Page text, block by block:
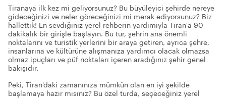
Tiranaya ilk kez mi geliyorsunuz? Bu büyüleyici şehirde nereye
gideceğinizi ve neler göreceğinizi mi merak ediyorsunuz? Biz
hallettik! En sevdiğiniz yerel rehberin yardımıyla Tiran'a 90
dakikalık bir girişle başlayın. Bu tur, şehrin ana önemli
noktalarını ve turistik yerlerini bir araya getiren, ayrıca şehre,
insanlarına ve kültürüne alışmanıza yardımcı olacak olmazsa
olmaz ipuçları ve püf noktaları içeren aradığınız şehir genel
bakışıdır.
Peki, Tiran'daki zamanınıza mümkün olan en iyi şekilde
başlamaya hazır mısınız? Bu özel turda, seçeceğiniz yerel